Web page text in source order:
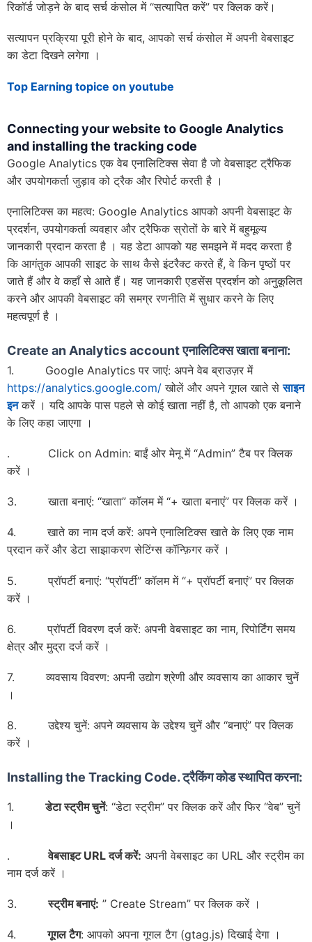
रिकॉर्ड जोड़ने के बाद सर्च कंसोल में “सत्यापित करें” पर क्लिक करें।
सत्यापन प्रक्रिया पूरी होने के बाद, आपको सर्च कंसोल में अपनी वेबसाइट
का डेटा दिखने लगेगा ।
Top Earning topice on youtube
Connecting your website to Google Analytics
and installing the tracking code
Google Analytics एक वेब एनालिटिक्स सेवा है जो वेबसाइट ट्रैफिक
और उपयोगकर्ता जुड़ाव को ट्रैक और रिपोर्ट करती है ।
एनालिटिक्स का महत्व: Google Analytics आपको अपनी वेबसाइट के
प्रदर्शन, उपयोगकर्ता व्यवहार और ट्रैफिक स्रोतों के बारे में बहुमूल्य
जानकारी प्रदान करता है । यह डेटा आपको यह समझने में मदद करता है
कि आगंतुक आपकी साइट के साथ कैसे इंटरैक्ट करते हैं, वे किन पृष्ठों पर
जाते हैं और वे कहाँ से आते हैं। यह जानकारी एडसेंस प्रदर्शन को अनुकूलित
करने और आपकी वेबसाइट की समग्र रणनीति में सुधार करने के लिए
महत्वपूर्ण है ।
Create an Analytics accountएनालिटिक्स खाता बनाना:
1. Google Analytics पर जाएं: अपने वेब ब्राउज़र में
https://analytics.google.com/ खोलें और अपने गूगल खाते सेसाइन
इनकरें । यदि आपके पास पहले से कोई खाता नहीं है, तो आपको एक बनाने
के लिए कहा जाएगा ।
. Click on Admin: बाईं ओर मेनू में “Admin” टैब पर क्लिक
करें ।
3. खाता बनाएं: “खाता” कॉलम में “+ खाता बनाएं” पर क्लिक करें ।
4. खाते का नाम दर्ज करें: अपने एनालिटिक्स खाते के लिए एक नाम
प्रदान करें और डेटा साझाकरण सेटिंग्स कॉन्फ़िगर करें ।
5. प्रॉपर्टी बनाएं: “प्रॉपर्टी” कॉलम में “+ प्रॉपर्टी बनाएं” पर क्लिक
करें ।
6. प्रॉपर्टी विवरण दर्ज करें: अपनी वेबसाइट का नाम, रिपोर्टिंग समय
क्षेत्र और मुद्रा दर्ज करें ।
7. व्यवसाय विवरण: अपनी उद्योग श्रेणी और व्यवसाय का आकार चुनें
।
8. उद्देश्य चुनें: अपने व्यवसाय के उद्देश्य चुनें और “बनाएं” पर क्लिक
करें ।
Installing the Tracking Code.ट्रैकिंग कोड स्थापित करना:
1.डेटा स्ट्रीम चुनें: “डेटा स्ट्रीम” पर क्लिक करें और फिर “वेब” चुनें
।
.वेबसाइट URLदर्ज करें: अपनी वेबसाइट का URL और स्ट्रीम का
नाम दर्ज करें ।
3.स्ट्रीम बनाएं: ” Create Stream” पर क्लिक करें ।
4.गूगल टैग: आपको अपना गूगल टैग (gtag.js) दिखाई देगा ।